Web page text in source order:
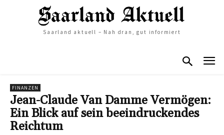
Saarland aktuell – Nah dran, gut informiert
FINANZEN
Jean-Claude Van Damme Vermögen:
Ein Blick auf sein beeindruckendes
Reichtum